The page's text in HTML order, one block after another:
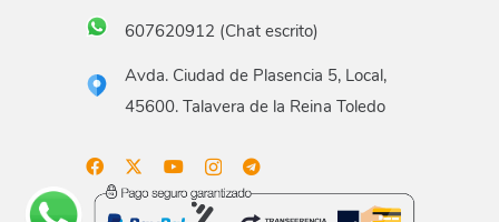
607620912 (Chat escrito)
Avda. Ciudad de Plasencia 5, Local,
45600. Talavera de la Reina Toledo